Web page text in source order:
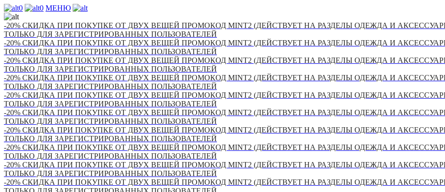
0 0 МЕНЮ
-20% СКИДКА ПРИ ПОКУПКЕ ОТ ДВУХ ВЕЩЕЙ ПРОМОКОД MINT2 (ДЕЙСТВУЕТ НА РАЗДЕЛЫ ОДЕЖДА И
ТОЛЬКО ДЛЯ ЗАРЕГИСТРИРОВАННЫХ ПОЛЬЗОВАТЕЛЕЙ
-20% СКИДКА ПРИ ПОКУПКЕ ОТ ДВУХ ВЕЩЕЙ ПРОМОКОД MINT2 (ДЕЙСТВУЕТ НА РАЗДЕЛЫ ОДЕЖДА И
ТОЛЬКО ДЛЯ ЗАРЕГИСТРИРОВАННЫХ ПОЛЬЗОВАТЕЛЕЙ
-20% СКИДКА ПРИ ПОКУПКЕ ОТ ДВУХ ВЕЩЕЙ ПРОМОКОД MINT2 (ДЕЙСТВУЕТ НА РАЗДЕЛЫ ОДЕЖДА И
ТОЛЬКО ДЛЯ ЗАРЕГИСТРИРОВАННЫХ ПОЛЬЗОВАТЕЛЕЙ
-20% СКИДКА ПРИ ПОКУПКЕ ОТ ДВУХ ВЕЩЕЙ ПРОМОКОД MINT2 (ДЕЙСТВУЕТ НА РАЗДЕЛЫ ОДЕЖДА И
ТОЛЬКО ДЛЯ ЗАРЕГИСТРИРОВАННЫХ ПОЛЬЗОВАТЕЛЕЙ
-20% СКИДКА ПРИ ПОКУПКЕ ОТ ДВУХ ВЕЩЕЙ ПРОМОКОД MINT2 (ДЕЙСТВУЕТ НА РАЗДЕЛЫ ОДЕЖДА И
ТОЛЬКО ДЛЯ ЗАРЕГИСТРИРОВАННЫХ ПОЛЬЗОВАТЕЛЕЙ
-20% СКИДКА ПРИ ПОКУПКЕ ОТ ДВУХ ВЕЩЕЙ ПРОМОКОД MINT2 (ДЕЙСТВУЕТ НА РАЗДЕЛЫ ОДЕЖДА И
ТОЛЬКО ДЛЯ ЗАРЕГИСТРИРОВАННЫХ ПОЛЬЗОВАТЕЛЕЙ
-20% СКИДКА ПРИ ПОКУПКЕ ОТ ДВУХ ВЕЩЕЙ ПРОМОКОД MINT2 (ДЕЙСТВУЕТ НА РАЗДЕЛЫ ОДЕЖДА И
ТОЛЬКО ДЛЯ ЗАРЕГИСТРИРОВАННЫХ ПОЛЬЗОВАТЕЛЕЙ
-20% СКИДКА ПРИ ПОКУПКЕ ОТ ДВУХ ВЕЩЕЙ ПРОМОКОД MINT2 (ДЕЙСТВУЕТ НА РАЗДЕЛЫ ОДЕЖДА И
ТОЛЬКО ДЛЯ ЗАРЕГИСТРИРОВАННЫХ ПОЛЬЗОВАТЕЛЕЙ
-20% СКИДКА ПРИ ПОКУПКЕ ОТ ДВУХ ВЕЩЕЙ ПРОМОКОД MINT2 (ДЕЙСТВУЕТ НА РАЗДЕЛЫ ОДЕЖДА И
ТОЛЬКО ДЛЯ ЗАРЕГИСТРИРОВАННЫХ ПОЛЬЗОВАТЕЛЕЙ
-20% СКИДКА ПРИ ПОКУПКЕ ОТ ДВУХ ВЕЩЕЙ ПРОМОКОД MINT2 (ДЕЙСТВУЕТ НА РАЗДЕЛЫ ОДЕЖДА И